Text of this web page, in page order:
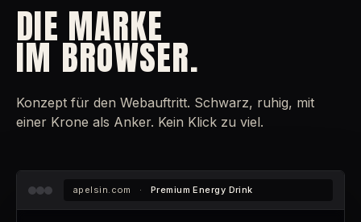
DIE MARKE
IM BROWSER.
Konzept für den Webauftritt. Schwarz, ruhig, mit
einer Krone als Anker. Kein Klick zu viel.
apelsin.com · Premium Energy Drink